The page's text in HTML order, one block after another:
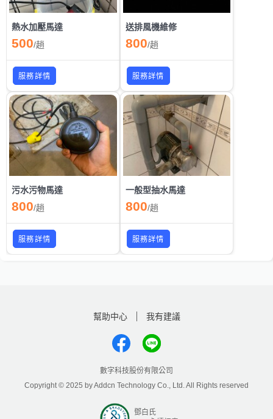
熱水加壓馬達
500/趟
服務詳情
送排風機維修
800/趟
服務詳情
污水污物馬達
800/趟
服務詳情
一般型抽水馬達
800/趟
服務詳情
幫助中心 我有建議
數字科技股份有限公司
Copyright © 2025 by Addcn Technology Co., Ltd. All Rights reserved
鄧白氏